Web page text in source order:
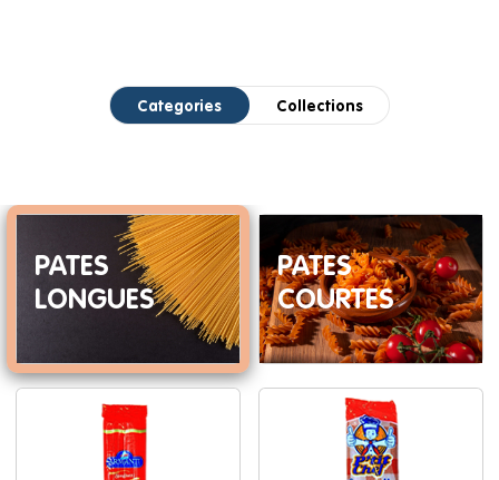
Categories Collections
PATES
LONGUES
PATES
COURTES